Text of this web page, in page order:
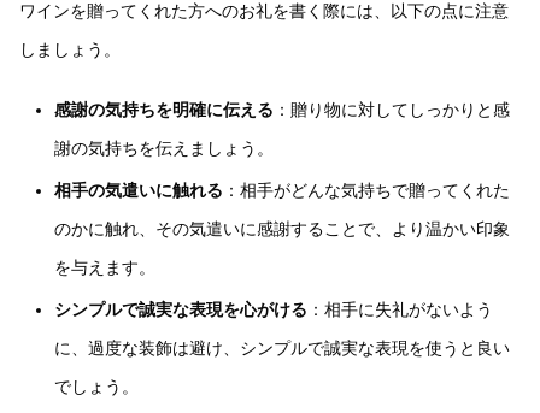
ワインを贈ってくれた方へのお礼を書く際には、以下の点に注意
しましょう。
感謝の気持ちを明確に伝える ：贈り物に対してしっかりと感
謝の気持ちを伝えましょう。
相手の気遣いに触れる ：相手がどんな気持ちで贈ってくれた
のかに触れ、その気遣いに感謝することで、より温かい印象
を与えます。
シンプルで誠実な表現を心がける ：相手に失礼がないよう
に、過度な装飾は避け、シンプルで誠実な表現を使うと良い
でしょう。